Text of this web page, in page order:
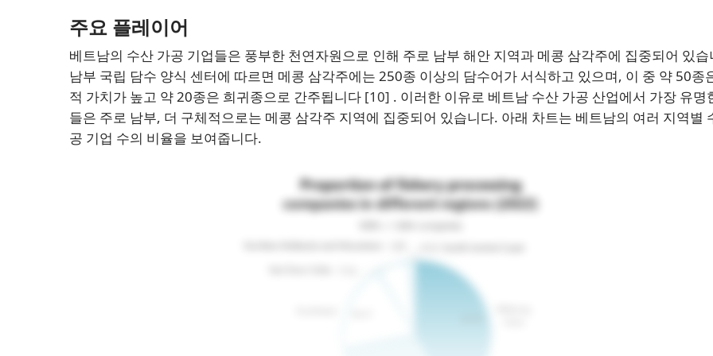
주요 플레이어
베트남의 수산 가공 기업들은 풍부한 천연자원으로 인해 주로 남부 해안 지역과 메콩 삼각주에 집중되어 있
남부 국립 담수 양식 센터에 따르면 메콩 삼각주에는 250종 이상의 담수어가 서식하고 있으며, 이 중 약 50종
적 가치가 높고 약 20종은 희귀종으로 간주됩니다 [10] . 이러한 이유로 베트남 수산 가공 산업에서 가장 유명
들은 주로 남부, 더 구체적으로는 메콩 삼각주 지역에 집중되어 있습니다. 아래 차트는 베트남의 여러 지역별
공 기업 수의 비율을 보여줍니다.